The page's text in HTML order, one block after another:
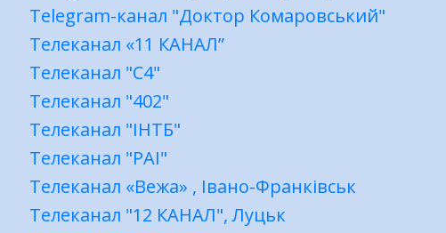
Telegram-канал "Доктор Комаровський"
Телеканал «11 КАНАЛ”
Телеканал "С4"
Телеканал "402"
Телеканал "ІНТБ"
Телеканал "РАІ"
Телеканал «Вежа» , Івано-Франківськ
Телеканал "12 КАНАЛ", Луцьк